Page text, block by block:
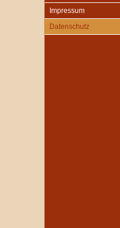
Impressum
Datenschutz